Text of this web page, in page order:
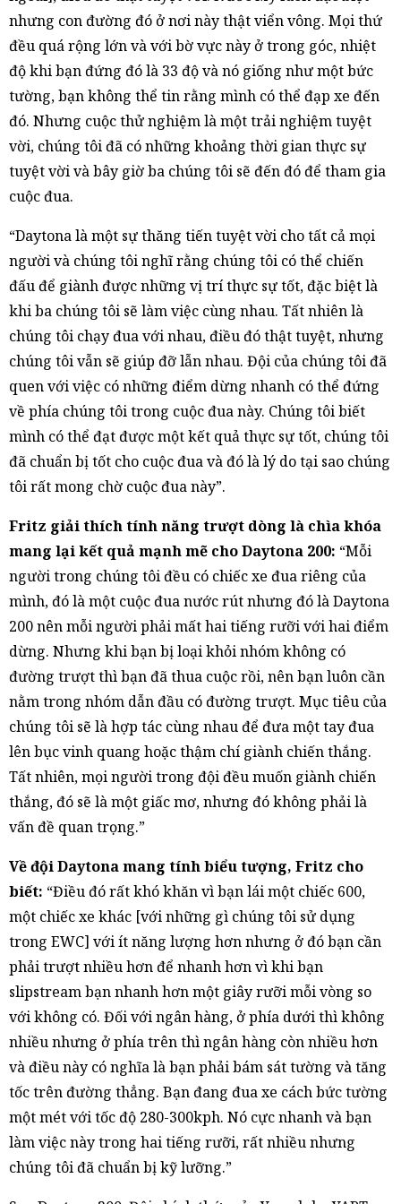
nhưng con đường đó ở nơi này thật viển vông. Mọi thứ
đều quá rộng lớn và với bờ vực này ở trong góc, nhiệt
độ khi bạn đứng đó là 33 độ và nó giống như một bức
tường, bạn không thể tin rằng mình có thể đạp xe đến
đó. Nhưng cuộc thử nghiệm là một trải nghiệm tuyệt
vời, chúng tôi đã có những khoảng thời gian thực sự
tuyệt vời và bây giờ ba chúng tôi sẽ đến đó để tham gia
cuộc đua.
“Daytona là một sự thăng tiến tuyệt vời cho tất cả mọi
người và chúng tôi nghĩ rằng chúng tôi có thể chiến
đấu để giành được những vị trí thực sự tốt, đặc biệt là
khi ba chúng tôi sẽ làm việc cùng nhau. Tất nhiên là
chúng tôi chạy đua với nhau, điều đó thật tuyệt, nhưng
chúng tôi vẫn sẽ giúp đỡ lẫn nhau. Đội của chúng tôi đã
quen với việc có những điểm dừng nhanh có thể đứng
về phía chúng tôi trong cuộc đua này. Chúng tôi biết
mình có thể đạt được một kết quả thực sự tốt, chúng tôi
đã chuẩn bị tốt cho cuộc đua và đó là lý do tại sao chúng
tôi rất mong chờ cuộc đua này”.
Fritz giải thích tính năng trượt dòng là chìa khóa
mang lại kết quả mạnh mẽ cho Daytona 200: “Mỗi
người trong chúng tôi đều có chiếc xe đua riêng của
mình, đó là một cuộc đua nước rút nhưng đó là Daytona
200 nên mỗi người phải mất hai tiếng rưỡi với hai điểm
dừng. Nhưng khi bạn bị loại khỏi nhóm không có
đường trượt thì bạn đã thua cuộc rồi, nên bạn luôn cần
nằm trong nhóm dẫn đầu có đường trượt. Mục tiêu của
chúng tôi sẽ là hợp tác cùng nhau để đưa một tay đua
lên bục vinh quang hoặc thậm chí giành chiến thắng.
Tất nhiên, mọi người trong đội đều muốn giành chiến
thắng, đó sẽ là một giấc mơ, nhưng đó không phải là
vấn đề quan trọng.”
Về đội Daytona mang tính biểu tượng, Fritz cho
biết: “Điều đó rất khó khăn vì bạn lái một chiếc 600,
một chiếc xe khác [với những gì chúng tôi sử dụng
trong EWC] với ít năng lượng hơn nhưng ở đó bạn cần
phải trượt nhiều hơn để nhanh hơn vì khi bạn
slipstream bạn nhanh hơn một giây rưỡi mỗi vòng so
với không có. Đối với ngân hàng, ở phía dưới thì không
nhiều nhưng ở phía trên thì ngân hàng còn nhiều hơn
và điều này có nghĩa là bạn phải bám sát tường và tăng
tốc trên đường thẳng. Bạn đang đua xe cách bức tường
một mét với tốc độ 280-300kph. Nó cực nhanh và bạn
làm việc này trong hai tiếng rưỡi, rất nhiều nhưng
chúng tôi đã chuẩn bị kỹ lưỡng.”